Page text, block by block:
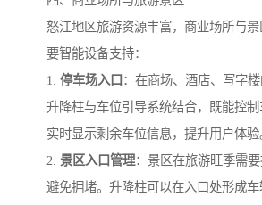
怒江地区旅游资源丰富，商业场所与
要智能设备支持：
1. 停车场入口 ：在商场、酒店、写字楼
升降柱与车位引导系统结合，既能控
实时显示剩余车位信息，提升用户体验
2. 景区入口管理：景区在旅游旺季需要
避免拥堵。升降柱可以在入口处形成车